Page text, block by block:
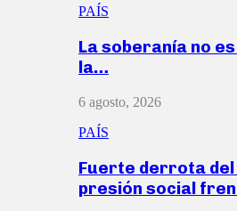
PAÍS
La soberanía no
la…
6 agosto, 2026
PAÍS
Fuerte derrota del
presión social